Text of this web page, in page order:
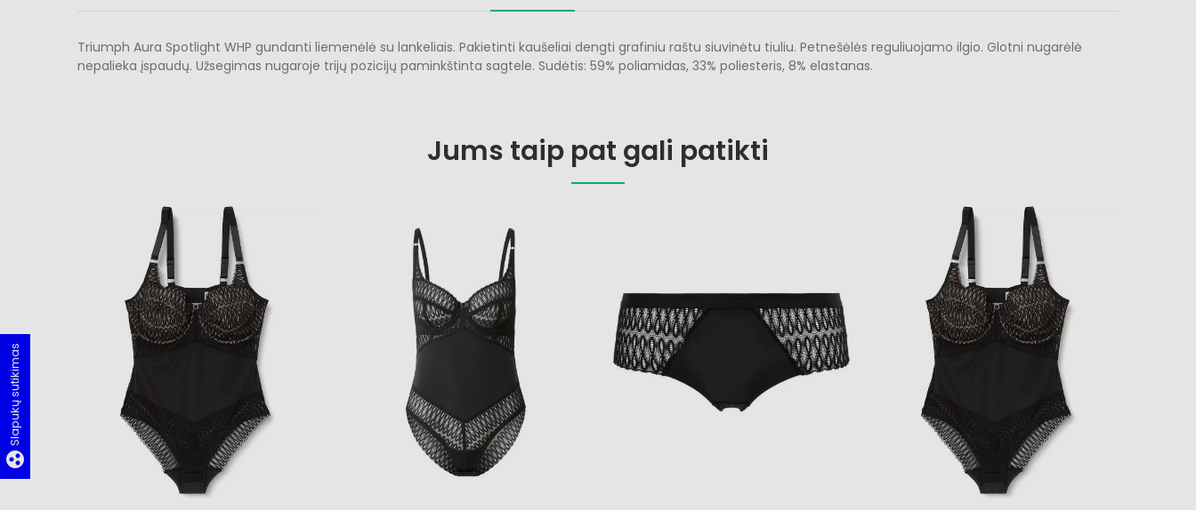
Triumph Aura Spotlight WHP gundanti liemenėlė su lankeliais. Pakietinti kaušeliai dengti grafiniu raštu siuvinėtu tiuliu. Petnešėlės reguliuojamo ilgio. Glotni nugarėlė
nepalieka įspaudų. Užsegimas nugaroje trijų pozicijų paminkštinta sagtele. Sudėtis: 59% poliamidas, 33% poliesteris, 8% elastanas.
Jums taip pat gali patikti
group_work
Slapukų sutikimas